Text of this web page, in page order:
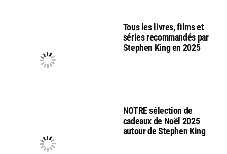
Tous les livres, films et
séries recommandés par
Stephen King en 2025
NOTRE sélection de
cadeaux de Noël 2025
autour de Stephen King